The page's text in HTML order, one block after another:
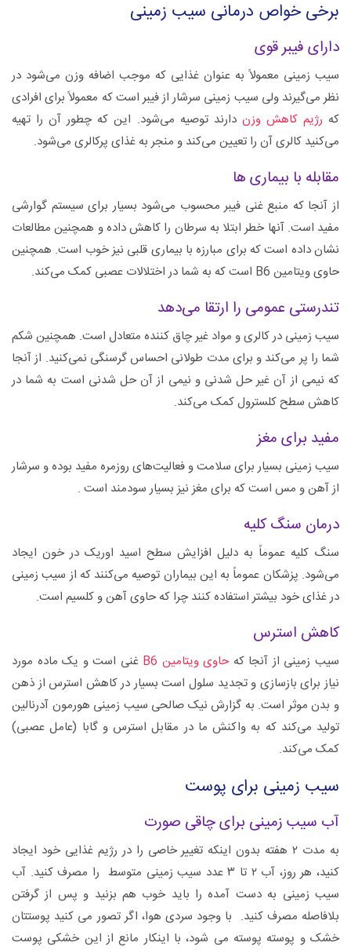
برخی خواص درمانی سیب زمینی
دارای فیبر قوی
سیب زمینی معمولاً به عنوان غذایی که موجب اضافه وزن می‌شود در
نظر می‌گیرند ولی سیب زمینی سرشار از فیبر است که معمولاً برای افرادی
که رژیم کاهش وزن دارند توصیه می‌شود. این که چطور آن را تهیه
می‌کنید کالری آن را تعیین می‌کند و منجر به غذای پرکالری می‌شود.
مقابله با بیماری ها
از آنجا که منبع غنی فیبر محسوب می‌شود بسیار برای سیستم گوارشی
مفید است. آنها خطر ابتلا به سرطان را کاهش داده و همچنین مطالعات
نشان داده است که برای مبارزه با بیماری قلبی نیز خوب است. همچنین
حاوی ویتامین B6 است که به شما در اختلالات عصبی کمک می‌کند.
تندرستی عمومی را ارتقا می‌دهد
سیب زمینی در کالری و مواد غیر چاق کننده متعادل است. همچنین شکم
شما را پر می‌کند و برای مدت طولانی احساس گرسنگی نمی‌کنید. از آنجا
که نیمی از آن غیر حل شدنی و نیمی از آن حل شدنی است به شما در
کاهش سطح کلسترول کمک می‌کند.
مفید برای مغز
سیب زمینی بسیار برای سلامت و فعالیت‌های روزمره مفید بوده و سرشار
از آهن و مس است که برای مغز نیز بسیار سودمند است .
درمان سنگ کلیه
سنگ کلیه عموماً به دلیل افزایش سطح اسید اوریک در خون ایجاد
می‌شود. پزشکان عموماً به این بیماران توصیه می‌کنند که از سیب زمینی
در غذای خود بیشتر استفاده کنند چرا که حاوی آهن و کلسیم است.
کاهش استرس
سیب زمینی از آنجا که حاوی ویتامین B6
غنی است و یک ماده مورد
نیاز برای بازسازی و تجدید سلول است بسیار در کاهش استرس از ذهن
و بدن موثر است. به گزارش نیک صالحی سیب زمینی هورمون آدرنالین
تولید می‌کند که به واکنش ما در مقابل استرس و گابا (عامل عصبی)
کمک می‌کند.
سیب زمینی برای پوست
آب سیب زمینی برای چاقی صورت
به مدت ۲ هفته بدون اینکه تغییر خاصی را در رژیم غذایی خود ایجاد
کنید، هر روز، آب ۲ تا ۳ عدد سیب زمینی متوسط را مصرف کنید. آب
سیب زمینی به دست آمده را باید خوب هم بزنید و پس از گرفتن
بلافاصله مصرف کنید. با وجود سردی هوا، اگر تصور می کنید پوستتان
خشک و پوسته پوسته می شود، با اینکار مانع از این خشکی پوست